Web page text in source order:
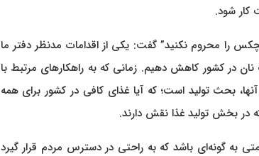
کار شود.
را محروم نکنید” گفت: یکی از اقدامات مدنظر دفتر ما
نان در کشور کاهش دهیم. زمانی که به راهکارهای مرتبط با
بحث تولید است؛ که آیا غذای کافی در کشور برای همه
در بخش تولید غذا نقش دارند.
به گونه‌ای باشد که به راحتی در دسترس مردم قرار گیرد